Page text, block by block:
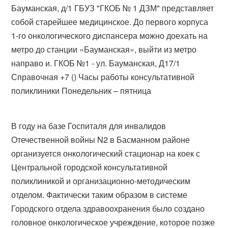
Бауманская, д/1 ГБУЗ "ГКОБ № 1 ДЗМ" представляет
собой старейшее медицинское. До первого корпуса
1-го онкологического диспансера можно доехать на
метро до станции «Бауманская», выйти из метро
направо и. ГКОБ №1 - ул. Бауманская, Д17/1
Справочная +7 () Часы работы консультативной
поликлиники Понедельник – пятница
В году на базе Госпиталя для инвалидов
Отечественной войны N2 в Басманном районе
организуется онкологический стационар на коек с
Центральной городской консультативной
поликлиникой и организационно-методическим
отделом. Фактически таким образом в системе
Городского отдела здравоохранения было создано
головное онкологическое учреждение, которое позже